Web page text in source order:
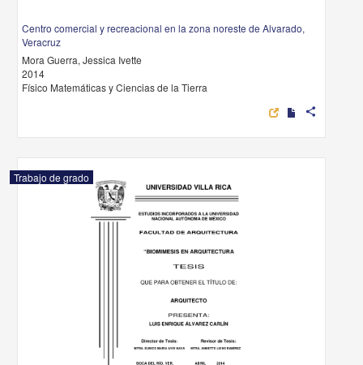
Centro comercial y recreacional en la zona noreste de Alvarado,
Veracruz
Mora Guerra, Jessica Ivette
2014
Físico Matemáticas y Ciencias de la Tierra
share
Trabajo de grado